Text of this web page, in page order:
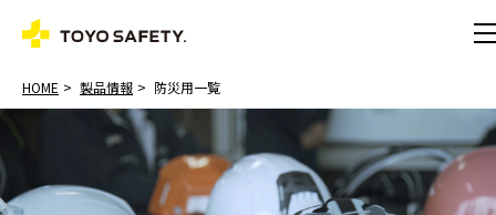
HOME 製品情報 防災用一覧